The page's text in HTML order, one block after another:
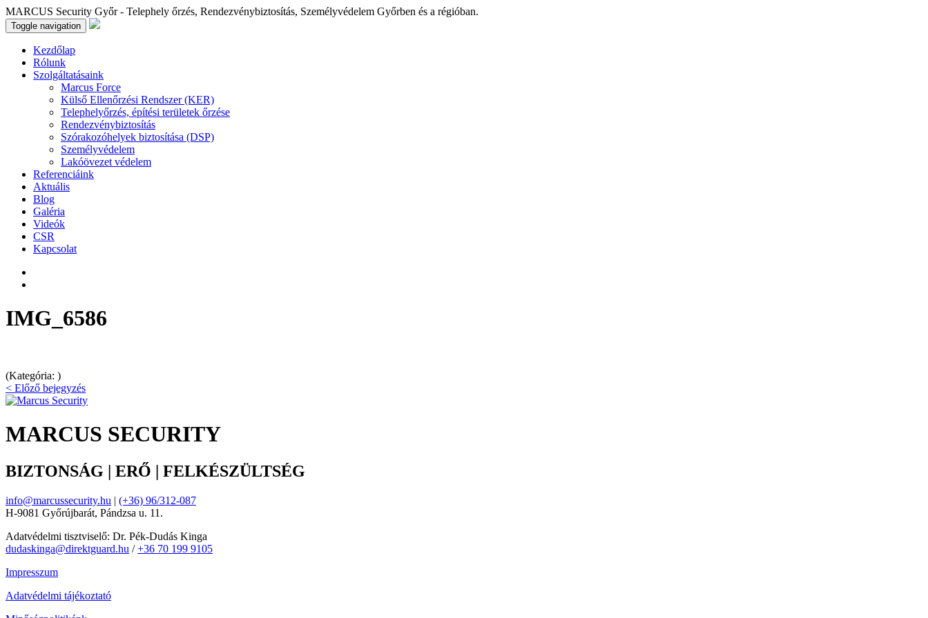
MARCUS Security Győr - Telephely őrzés, Rendezvénybiztosítás, Személyvédelem Győrben és a régióban.
Toggle navigation
Kezdőlap
Rólunk
Szolgáltatásaink
Marcus Force
Külső Ellenőrzési Rendszer (KER)
Telephelyőrzés, építési területek őrzése
Rendezvénybiztosítás
Szórakozóhelyek biztosítása (DSP)
Személyvédelem
Lakóövezet védelem
Referenciáink
Aktuális
Blog
Galéria
Videók
CSR
Kapcsolat
IMG_6586
(Kategória: )
< Előző bejegyzés
MARCUS SECURITY
BIZTONSÁG | ERŐ | FELKÉSZÜLTSÉG
info@marcussecurity.hu | (+36) 96/312-087
H-9081 Győrújbarát, Pándzsa u. 11.
Adatvédelmi tisztviselő: Dr. Pék-Dudás Kinga
dudaskinga@direktguard.hu /+36 70 199 9105
Impresszum
Adatvédelmi tájékoztató